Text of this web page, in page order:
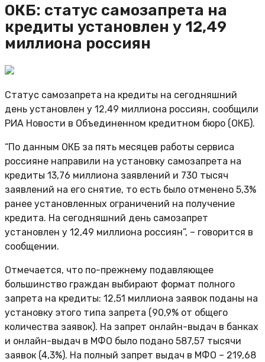
ОКБ: статус самозапрета на
кредиты установлен у 12,49
миллиона россиян
Статус самозапрета на кредиты на сегодняшний
день установлен у 12,49 миллиона россиян, сообщили
РИА Новости в Объединенном кредитном бюро (ОКБ).
“По данным ОКБ за пять месяцев работы сервиса
россияне направили на установку самозапрета на
кредиты 13,76 миллиона заявлений и 730 тысяч
заявлений на его снятие, то есть было отменено 5,3%
ранее установленных ограничений на получение
кредита. На сегодняшний день самозапрет
установлен у 12,49 миллиона россиян”, – говорится в
сообщении.
Отмечается, что по-прежнему подавляющее
большинство граждан выбирают формат полного
запрета на кредиты: 12,51 миллиона заявок поданы на
установку этого типа запрета (90,9% от общего
количества заявок). На запрет онлайн-выдач в банках
и онлайн-выдач в МФО было подано 587,57 тысячи
заявок (4,3%). На полный запрет выдач в МФО – 219,68